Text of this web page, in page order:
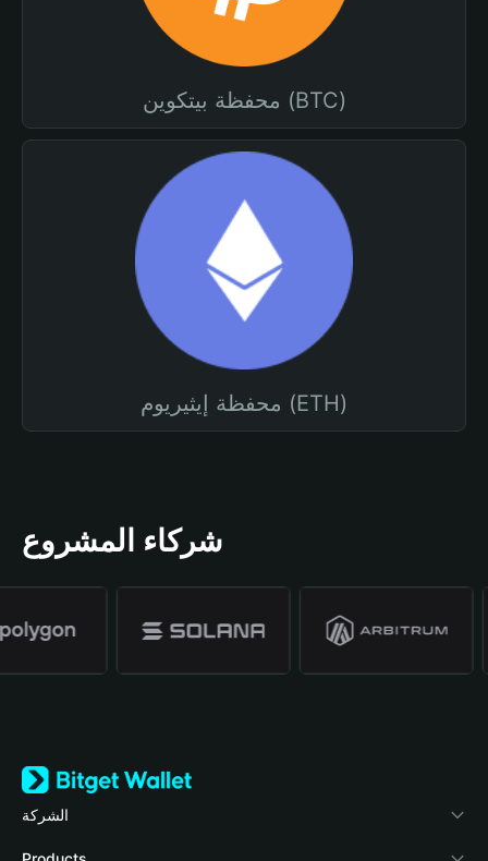
محفظة بيتكوين (BTC)
محفظة إيثيريوم (ETH)
شركاء المشروع
الشركة